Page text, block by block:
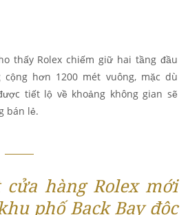
thấy Rolex chiếm giữ hai tầng đầu
hơn 1200 mét vuông, mặc dù
tiết lộ về khoảng không gian sẽ
bán lẻ.
hàng Rolex mới
phố Back Bay độc